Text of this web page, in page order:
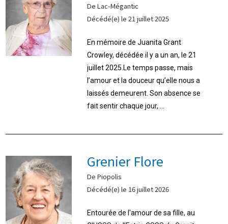
De Lac-Mégantic
Décédé(e) le 21 juillet 2025
En mémoire de Juanita Grant
Crowley, décédée il y a un an, le 21
juillet 2025.Le temps passe, mais
l’amour et la douceur qu’elle nous a
laissés demeurent. Son absence se
fait sentir chaque jour, ...
Grenier Flore
De Piopolis
Décédé(e) le 16 juillet 2026
Entourée de l'amour de sa fille, au